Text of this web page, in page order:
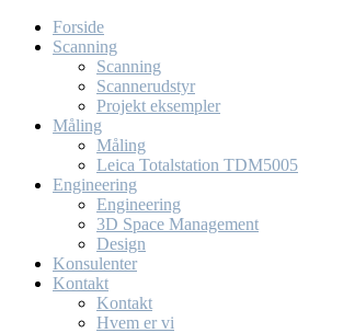
Forside
Scanning
Scanning
Scannerudstyr
Projekt eksempler
Måling
Måling
Leica Totalstation TDM5005
Engineering
Engineering
3D Space Management
Design
Konsulenter
Kontakt
Kontakt
Hvem er vi